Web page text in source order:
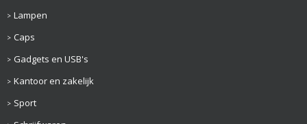
Lampen
Caps
Gadgets en USB's
Kantoor en zakelijk
Sport